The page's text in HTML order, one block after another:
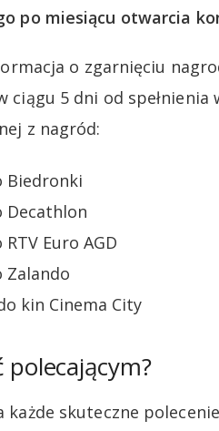
po miesiącu otwarcia
o zgarnięciu
ciągu 5 dni od
z nagród:
Biedronki
Decathlon
RTV Euro AGD
Zalando
kin Cinema City
polecającym?
każde skuteczne